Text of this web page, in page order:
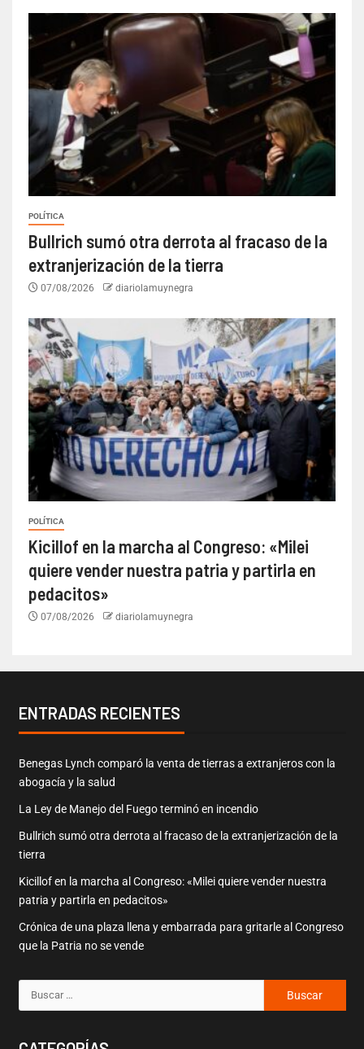
POLÍTICA
Bullrich sumó otra derrota al fracaso de la
extranjerización de la tierra
07/08/2026 diariolamuynegra
POLÍTICA
Kicillof en la marcha al Congreso: «Milei
quiere vender nuestra patria y partirla en
pedacitos»
07/08/2026 diariolamuynegra
ENTRADAS RECIENTES
Benegas Lynch comparó la venta de tierras a extranjeros con la
abogacía y la salud
La Ley de Manejo del Fuego terminó en incendio
Bullrich sumó otra derrota al fracaso de la extranjerización de la
tierra
Kicillof en la marcha al Congreso: «Milei quiere vender nuestra
patria y partirla en pedacitos»
Crónica de una plaza llena y embarrada para gritarle al Congreso
que la Patria no se vende